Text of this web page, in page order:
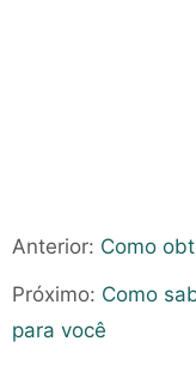
Anterior: Como
Próximo: Como
para você